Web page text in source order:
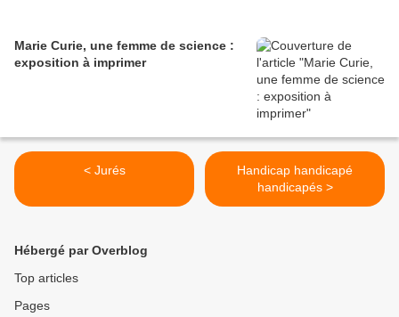
Marie Curie, une femme de science :
exposition à imprimer
< Jurés
Handicap handicapé
handicapés >
Hébergé par Overblog
Top articles
Pages